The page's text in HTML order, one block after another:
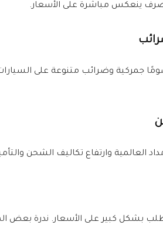
ينعكس مباشرة على الأسعار.
جمركية وضرائب متنوعة على السيارات
العالمية وارتفاع تكاليف الشحن
بشكل كبير على الأسعار. ندرة بعض